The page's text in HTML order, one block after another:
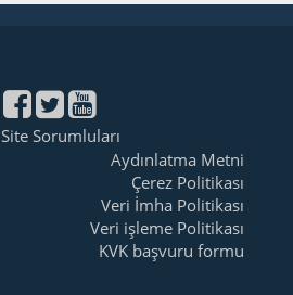
Facebook
Sayfamız
TwitterYoutube
Site Sorumluları
Aydınlatma Metni
Çerez Politikası
Veri İmha Politikası
Veri işleme Politikası
KVK başvuru formu